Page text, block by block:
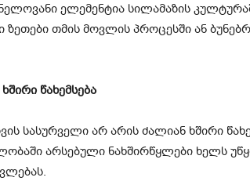
ელემენტია სილამაზის
თმის მოვლის პროცესში ან
წახემსება
სასურველი არ არის ძალიან ხშირი
არსებული ნახშირწყლები ხელს